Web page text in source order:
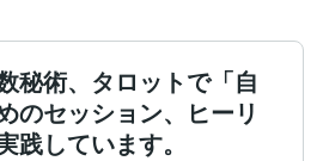
秘術、タロットで「自
のセッション、ヒーリ
践しています。